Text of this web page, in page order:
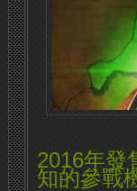
2016年發
知的參戰